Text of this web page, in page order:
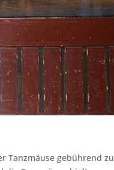
Tanzmäuse gebührend zu